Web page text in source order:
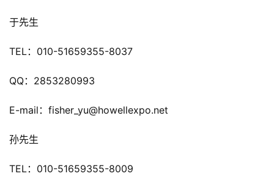
十
届
茶
月
于先生
TEL：010-51659355-8037
QQ：2853280993
E-mail：fisher_yu@howellexpo.net
孙先生
TEL：010-51659355-8009